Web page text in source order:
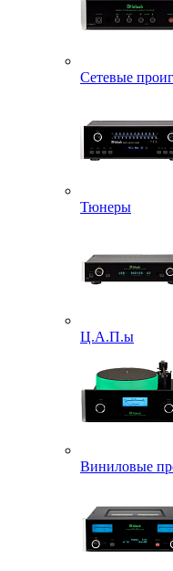
Сетевые
Тюнеры
Ц.А.П.ы
Виниловые